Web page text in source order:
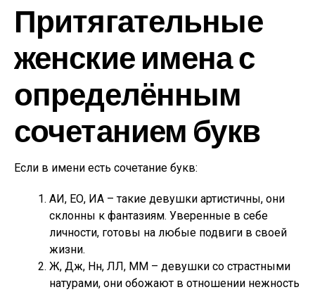
Притягательные
женские имена с
определённым
сочетанием букв
Если в имени есть сочетание букв:
АИ, ЕО, ИА – такие девушки артистичны, они
склонны к фантазиям. Уверенные в себе
личности, готовы на любые подвиги в своей
жизни.
Ж, Дж, Нн, ЛЛ, ММ – девушки со страстными
натурами, они обожают в отношении нежность